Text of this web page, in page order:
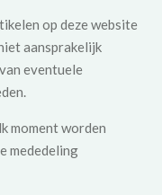
op deze website
aansprakelijk
eventuele
moment worden
mededeling